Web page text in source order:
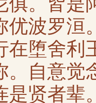
优波罗洹
在堕舍利
。自意觉
是贤者辈